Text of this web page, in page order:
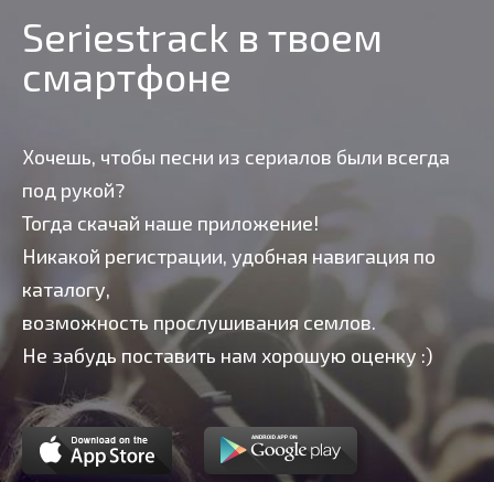
Seriestrack в твоем
смартфоне
Хочешь, чтобы песни из сериалов были всегда
под рукой?
Тогда скачай наше приложение!
Никакой регистрации, удобная навигация по
каталогу,
возможность прослушивания семлов.
Не забудь поставить нам хорошую оценку :)